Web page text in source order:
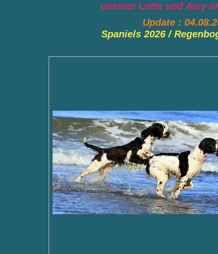
unserer Lotte und Amy
Update :
Spaniels 2026 /